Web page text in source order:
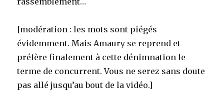
[modération : les mots sont piégés
évidemment. Mais Amaury se reprend et
préfère finalement à cette dénimnation le
terme de concurrent. Vous ne serez sans doute
pas allé jusqu’au bout de la vidéo.]